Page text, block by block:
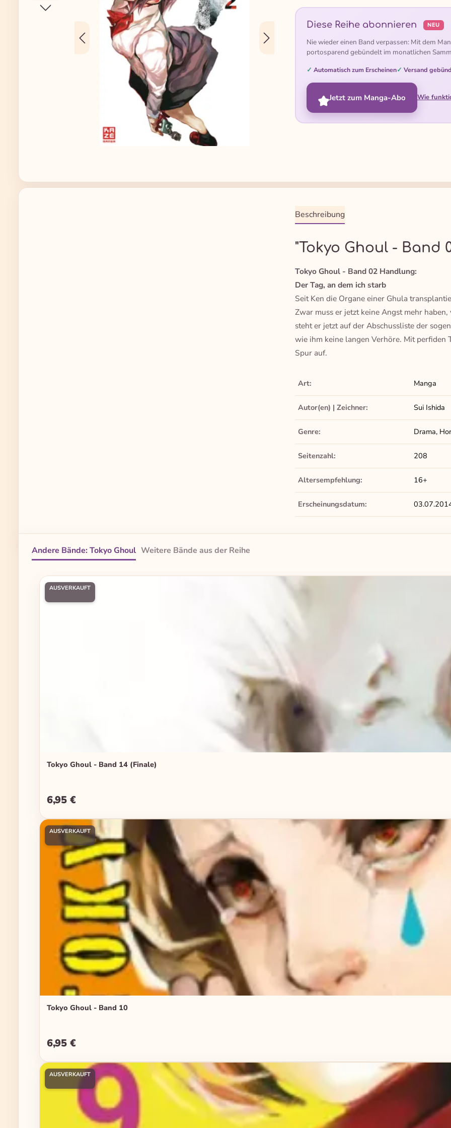
Diese Reihe abonnieren NEU
Nie wieder einen Band verpassen: Mit dem
portosparend gebündelt im monatlichen
Automatisch zum Erscheinen Versand
Jetzt zum Manga-Abo Wie
Beschreibung
"Tokyo Ghoul - Band
Tokyo Ghoul - Band 02 Handlung:
Der Tag, an dem ich starb
Seit Ken die Organe einer Ghula
Zwar muss er jetzt keine Angst mehr
steht er jetzt auf der Abschussliste der
wie ihm keine langen Verhöre. Mit perfiden
Spur auf.
Art: Manga
Autor(en) | Zeichner: Sui Ishida
Genre: Drama,
Seitenzahl: 208
Altersempfehlung: 16+
Erscheinungsdatum:
Andere Bände: Tokyo Ghoul Weitere Bände aus der Reihe
Produktgalerie überspringen
AUSVERKAUFT
Tokyo Ghoul - Band 14 (Finale)
Regulärer Preis:
6,95 €
AUSVERKAUFT
Tokyo Ghoul - Band 10
Regulärer Preis:
6,95 €
AUSVERKAUFT